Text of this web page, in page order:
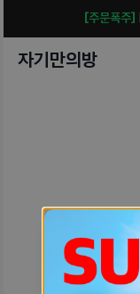
[주문폭주]
자기만의방